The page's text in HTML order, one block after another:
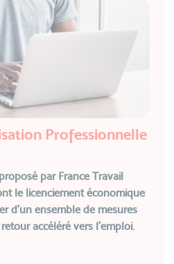
Professionnelle
par France Travail
le licenciement économique
d'un ensemble de mesures
accéléré vers l’emploi.